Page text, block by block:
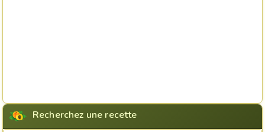
Recherchez une recette